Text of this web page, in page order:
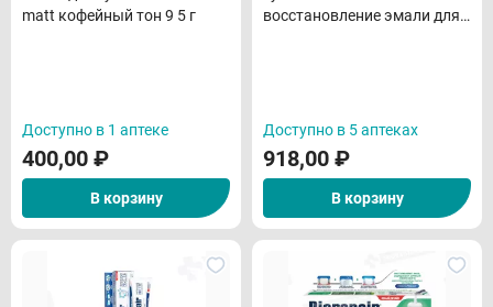
matt кофейный тон 9 5 г
Доступно в 1 аптеке
400,00 ₽
В корзину
восстановление эмали для
Доступно в 5 аптеках
918,00 ₽
В корзину